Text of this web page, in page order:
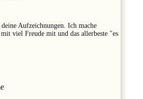
Aufzeichnungen. Ich mache
viel Freude mit und das allerbeste "es